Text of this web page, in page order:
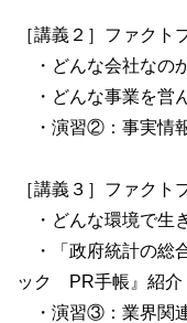
［講義２］ファクト
・どんな会社なの
・どんな事業を営
・演習②：事実情
［講義３］ファクト
・どんな環境で生
・「政府統計の総
ック PR手帳』紹介
・演習③：業界関